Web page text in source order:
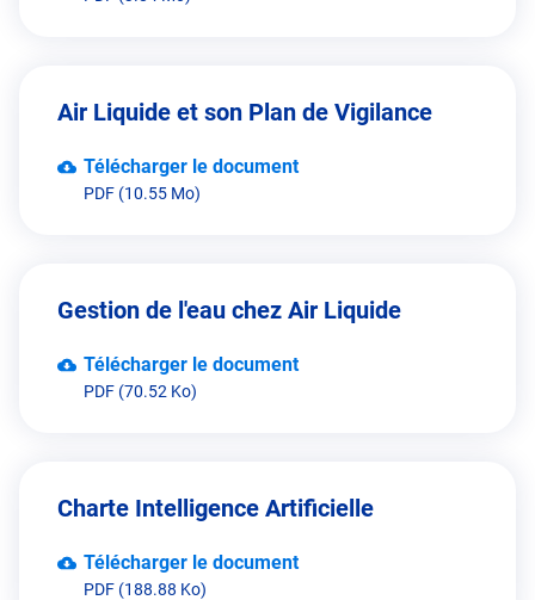
Air Liquide et son Plan de Vigilance
Télécharger le document
PDF (10.55 Mo)
Gestion de l'eau chez Air Liquide
Télécharger le document
PDF (70.52 Ko)
Charte Intelligence Artificielle
Télécharger le document
PDF (188.88 Ko)